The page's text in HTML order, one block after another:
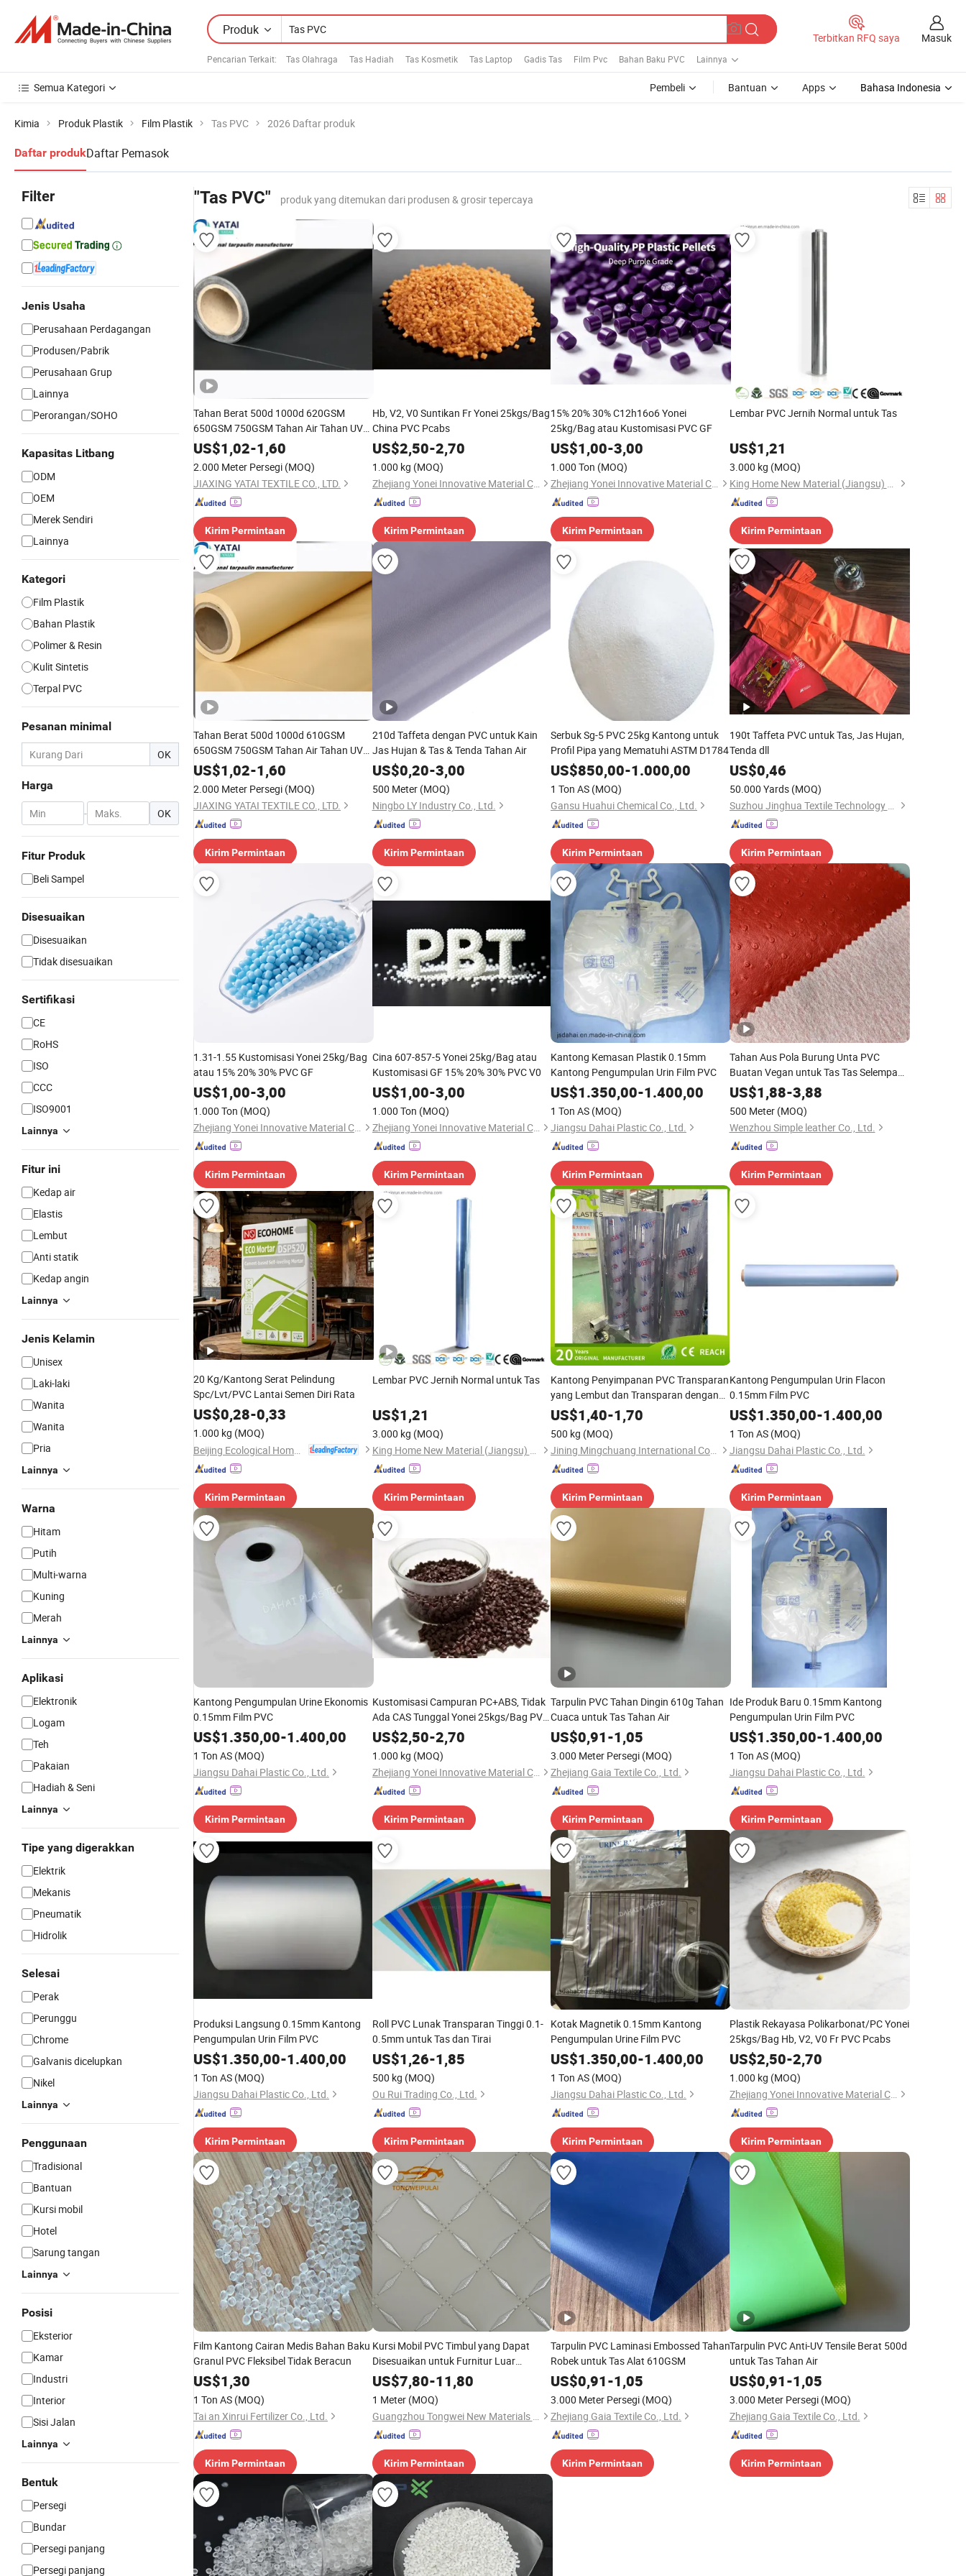
Produk
Pencarian Terkait: Tas Olahraga Tas Hadiah Tas Kosmetik Tas Laptop Gadis Tas Film Pvc Bahan Baku PVC Lainnya
Terbitkan RFQ saya Masuk
Semua Kategori Pembeli Bantuan Apps Bahasa Indonesia
Kimia Produk Plastik Film Plastik Tas PVC 2026 Daftar produk
Daftar produkDaftar Pemasok
Filter
Jenis Usaha
Perusahaan Perdagangan
Produsen/Pabrik
Perusahaan Grup
Lainnya
Perorangan/SOHO
Kapasitas Litbang
ODM
OEM
Merek Sendiri
Lainnya
Kategori
Film Plastik
Bahan Plastik
Polimer & Resin
Kulit Sintetis
Terpal PVC
Pesanan minimal
OK
Harga
- OK
Fitur Produk
Beli Sampel
Disesuaikan
Disesuaikan
Tidak disesuaikan
Sertifikasi
CE
RoHS
ISO
CCC
ISO9001
Lainnya
Fitur ini
Kedap air
Elastis
Lembut
Anti statik
Kedap angin
Lainnya
Jenis Kelamin
Unisex
Laki-laki
Wanita
Wanita
Pria
Lainnya
Warna
Hitam
Putih
Multi-warna
Kuning
Merah
Lainnya
Aplikasi
Elektronik
Logam
Teh
Pakaian
Hadiah & Seni
Lainnya
Tipe yang digerakkan
Elektrik
Mekanis
Pneumatik
Hidrolik
Selesai
Perak
Perunggu
Chrome
Galvanis dicelupkan
Nikel
Lainnya
Penggunaan
Tradisional
Bantuan
Kursi mobil
Hotel
Sarung tangan
Lainnya
Posisi
Eksterior
Kamar
Industri
Interior
Sisi Jalan
Lainnya
Bentuk
Persegi
Bundar
Persegi panjang
Persegi panjang
"Tas PVC" produk yang ditemukan dari produsen & grosir tepercaya
Tahan Berat 500d 1000d 620GSM
650GSM 750GSM Tahan Air Tahan UV
Kanvas Poliester Penutup Truk Tas
Bahan Dilaminasi Dilapisi PVC
US$1,02-1,60
2.000 Meter Persegi (MOQ)
JIAXING YATAI TEXTILE CO., LTD.
Kirim Permintaan
Hb, V2, V0 Suntikan Fr Yonei 25kgs/Bag
China PVC Pcabs
US$2,50-2,70
1.000 kg (MOQ)
Zhejiang Yonei Innovative Material Co., Ltd
Kirim Permintaan
15% 20% 30% C12h16o6 Yonei
25kg/Bag atau Kustomisasi PVC GF
US$1,00-3,00
1.000 Ton (MOQ)
Zhejiang Yonei Innovative Material Co., Ltd
Kirim Permintaan
Lembar PVC Jernih Normal untuk Tas
US$1,21
3.000 kg (MOQ)
King Home New Material (Jiangsu) Co., Ltd
Kirim Permintaan
Tahan Berat 500d 1000d 610GSM
650GSM 750GSM Tahan Air Tahan UV
Kanvas Poliester Penutup Truk Tas
Bahan Dilaminasi Dilapisi PVC
US$1,02-1,60
2.000 Meter Persegi (MOQ)
JIAXING YATAI TEXTILE CO., LTD.
Kirim Permintaan
210d Taffeta dengan PVC untuk Kain
Jas Hujan & Tas & Tenda Tahan Air
US$0,20-3,00
500 Meter (MOQ)
Ningbo LY Industry Co., Ltd.
Kirim Permintaan
Serbuk Sg-5 PVC 25kg Kantong untuk
Profil Pipa yang Mematuhi ASTM D1784
US$850,00-1.000,00
1 Ton AS (MOQ)
Gansu Huahui Chemical Co., Ltd.
Kirim Permintaan
190t Taffeta PVC untuk Tas, Jas Hujan,
Tenda dll
US$0,46
50.000 Yards (MOQ)
Suzhou Jinghua Textile Technology Co., Ltd.
Kirim Permintaan
1.31-1.55 Kustomisasi Yonei 25kg/Bag
atau 15% 20% 30% PVC GF
US$1,00-3,00
1.000 Ton (MOQ)
Zhejiang Yonei Innovative Material Co., Ltd
Kirim Permintaan
Cina 607-857-5 Yonei 25kg/Bag atau
Kustomisasi GF 15% 20% 30% PVC V0
US$1,00-3,00
1.000 Ton (MOQ)
Zhejiang Yonei Innovative Material Co., Ltd
Kirim Permintaan
Kantong Kemasan Plastik 0.15mm
Kantong Pengumpulan Urin Film PVC
US$1.350,00-1.400,00
1 Ton AS (MOQ)
Jiangsu Dahai Plastic Co., Ltd.
Kirim Permintaan
Tahan Aus Pola Burung Unta PVC
Buatan Vegan untuk Tas Tas Selempang
Dompet
US$1,88-3,88
500 Meter (MOQ)
Wenzhou Simple leather Co., Ltd.
Kirim Permintaan
20 Kg/Kantong Serat Pelindung
Spc/Lvt/PVC Lantai Semen Diri Rata
US$0,28-0,33
1.000 kg (MOQ)
Kirim Permintaan
Lembar PVC Jernih Normal untuk Tas
US$1,21
3.000 kg (MOQ)
King Home New Material (Jiangsu) Co., Ltd
Kirim Permintaan
Kantong Penyimpanan PVC Transparan
yang Lembut dan Transparan dengan
Meja Produksi RoHS
US$1,40-1,70
500 kg (MOQ)
Jining Mingchuang International Co., Ltd.
Kirim Permintaan
Kantong Pengumpulan Urin Flacon
0.15mm Film PVC
US$1.350,00-1.400,00
1 Ton AS (MOQ)
Jiangsu Dahai Plastic Co., Ltd.
Kirim Permintaan
Kantong Pengumpulan Urine Ekonomis
0.15mm Film PVC
US$1.350,00-1.400,00
1 Ton AS (MOQ)
Jiangsu Dahai Plastic Co., Ltd.
Kirim Permintaan
Kustomisasi Campuran PC+ABS, Tidak
Ada CAS Tunggal Yonei 25kgs/Bag PVC
Pcabs
US$2,50-2,70
1.000 kg (MOQ)
Zhejiang Yonei Innovative Material Co., Ltd
Kirim Permintaan
Tarpulin PVC Tahan Dingin 610g Tahan
Cuaca untuk Tas Tahan Air
US$0,91-1,05
3.000 Meter Persegi (MOQ)
Zhejiang Gaia Textile Co., Ltd.
Kirim Permintaan
Ide Produk Baru 0.15mm Kantong
Pengumpulan Urin Film PVC
US$1.350,00-1.400,00
1 Ton AS (MOQ)
Jiangsu Dahai Plastic Co., Ltd.
Kirim Permintaan
Produksi Langsung 0.15mm Kantong
Pengumpulan Urin Film PVC
US$1.350,00-1.400,00
1 Ton AS (MOQ)
Jiangsu Dahai Plastic Co., Ltd.
Kirim Permintaan
Roll PVC Lunak Transparan Tinggi 0.1-
0.5mm untuk Tas dan Tirai
US$1,26-1,85
500 kg (MOQ)
Ou Rui Trading Co., Ltd.
Kirim Permintaan
Kotak Magnetik 0.15mm Kantong
Pengumpulan Urine Film PVC
US$1.350,00-1.400,00
1 Ton AS (MOQ)
Jiangsu Dahai Plastic Co., Ltd.
Kirim Permintaan
Plastik Rekayasa Polikarbonat/PC Yonei
25kgs/Bag Hb, V2, V0 Fr PVC Pcabs
US$2,50-2,70
1.000 kg (MOQ)
Zhejiang Yonei Innovative Material Co., Ltd
Kirim Permintaan
Film Kantong Cairan Medis Bahan Baku
Granul PVC Fleksibel Tidak Beracun
US$1,30
1 Ton AS (MOQ)
Tai an Xinrui Fertilizer Co., Ltd.
Kirim Permintaan
Kursi Mobil PVC Timbul yang Dapat
Disesuaikan untuk Furnitur Luar
Ruangan
US$7,80-11,80
1 Meter (MOQ)
Guangzhou Tongwei New Materials Co., Ltd.
Kirim Permintaan
Tarpulin PVC Laminasi Embossed Tahan
Robek untuk Tas Alat 610GSM
US$0,91-1,05
3.000 Meter Persegi (MOQ)
Zhejiang Gaia Textile Co., Ltd.
Kirim Permintaan
Tarpulin PVC Anti-UV Tensile Berat 500d
untuk Tas Tahan Air
US$0,91-1,05
3.000 Meter Persegi (MOQ)
Zhejiang Gaia Textile Co., Ltd.
Kirim Permintaan